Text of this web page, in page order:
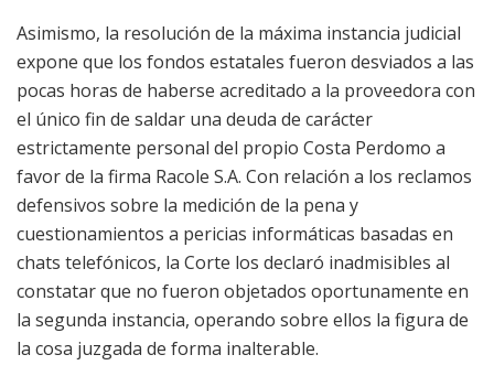
Asimismo, la resolución de la máxima instancia judicial
expone que los fondos estatales fueron desviados a las
pocas horas de haberse acreditado a la proveedora con
el único fin de saldar una deuda de carácter
estrictamente personal del propio Costa Perdomo a
favor de la firma Racole S.A. Con relación a los reclamos
defensivos sobre la medición de la pena y
cuestionamientos a pericias informáticas basadas en
chats telefónicos, la Corte los declaró inadmisibles al
constatar que no fueron objetados oportunamente en
la segunda instancia, operando sobre ellos la figura de
la cosa juzgada de forma inalterable.